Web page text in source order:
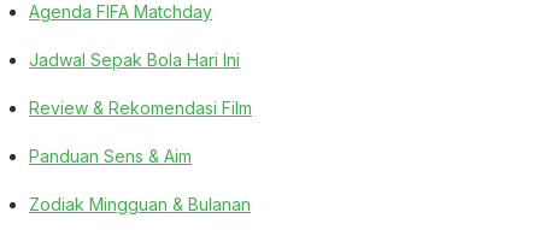
Agenda FIFA Matchday
Jadwal Sepak Bola Hari Ini
Review & Rekomendasi Film
Panduan Sens & Aim
Zodiak Mingguan & Bulanan